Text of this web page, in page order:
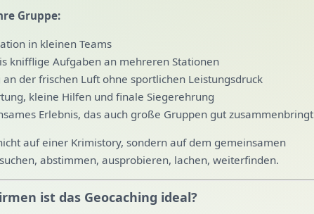
Gruppe:
in kleinen Teams
knifflige Aufgaben an mehreren Stationen
an der frischen Luft ohne sportlichen Leistungsdruck
kleine Hilfen und finale Siegerehrung
Erlebnis, das auch große Gruppen gut zusammenbringt
auf einer Krimistory, sondern auf dem gemeinsamen
abstimmen, ausprobieren, lachen, weiterfinden.
ist das Geocaching ideal?